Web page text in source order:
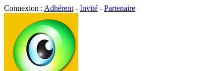
Connexion : Adhérent - Invité - Partenaire